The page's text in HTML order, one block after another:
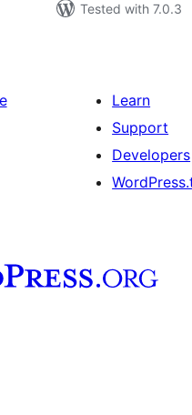
Tested with 7.0.3
Learn
Support
Developers